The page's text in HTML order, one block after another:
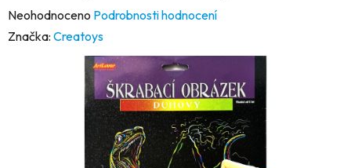
Průměrné
hodnocení
Neohodnoceno Podrobnosti hodnocení
Značka: Creatoys